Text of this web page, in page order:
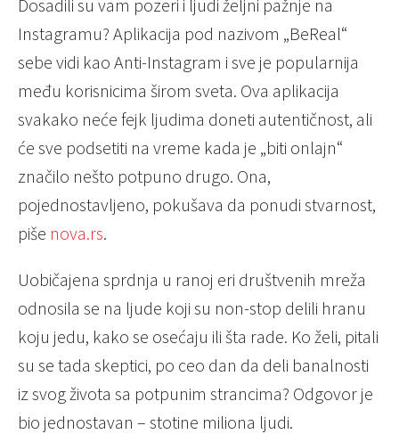
Dosadili su vam pozeri i ljudi željni pažnje na
Instagramu? Aplikacija pod nazivom „BeReal“
sebe vidi kao Anti-Instagram i sve je popularnija
među korisnicima širom sveta. Ova aplikacija
svakako neće fejk ljudima doneti autentičnost, ali
će sve podsetiti na vreme kada je „biti onlajn“
značilo nešto potpuno drugo. Ona,
pojednostavljeno, pokušava da ponudi stvarnost,
piše nova.rs.
Uobičajena sprdnja u ranoj eri društvenih mreža
odnosila se na ljude koji su non-stop delili hranu
koju jedu, kako se osećaju ili šta rade. Ko želi, pitali
su se tada skeptici, po ceo dan da deli banalnosti
iz svog života sa potpunim strancima? Odgovor je
bio jednostavan – stotine miliona ljudi.